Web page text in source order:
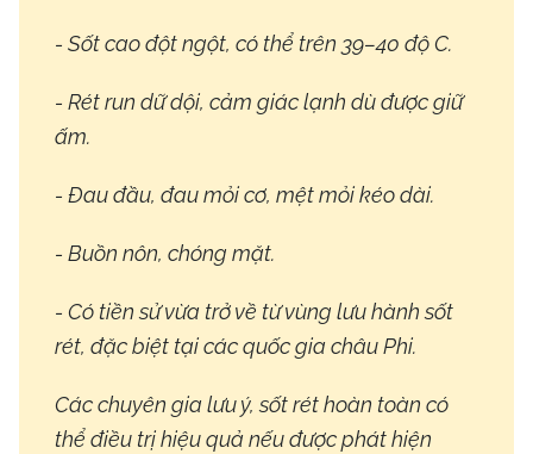
- Sốt cao đột ngột, có thể trên 39–40 độ C.
- Rét run dữ dội, cảm giác lạnh dù được giữ
ấm.
- Đau đầu, đau mỏi cơ, mệt mỏi kéo dài.
- Buồn nôn, chóng mặt.
- Có tiền sử vừa trở về từ vùng lưu hành sốt
rét, đặc biệt tại các quốc gia châu Phi.
Các chuyên gia lưu ý, sốt rét hoàn toàn có
thể điều trị hiệu quả nếu được phát hiện